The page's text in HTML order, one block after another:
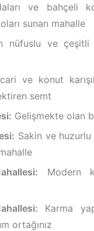
ve bahçeli
sunan mahalle
nüfuslu ve çeşitli
ve konut
semt
Gelişmekte olan
Sakin ve huzurlu
Modern
Karma
ortağınız